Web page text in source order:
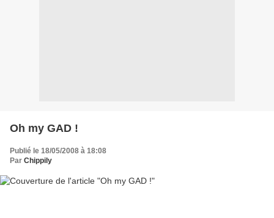
Oh my GAD !
Publié le 18/05/2008 à 18:08
Par Chippily